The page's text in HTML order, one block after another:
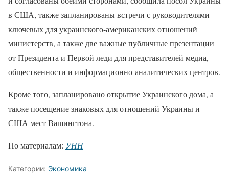
в США, также запланированы встречи с руководителями
ключевых для украинского-американских отношений
министерств, а также две важные публичные презентации
от Президента и Первой леди для представителей медиа,
общественности и информационно-аналитических центров.
Кроме того, запланировано открытие Украинского дома, а
также посещение знаковых для отношений Украины и
США мест Вашингтона.
По материалам: УНН
Категории: Экономика